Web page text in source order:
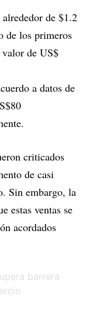
de $1.2
de los primeros
valor de US$
a datos de
criticados
de casi
Sin embargo, la
estas ventas se
acordados